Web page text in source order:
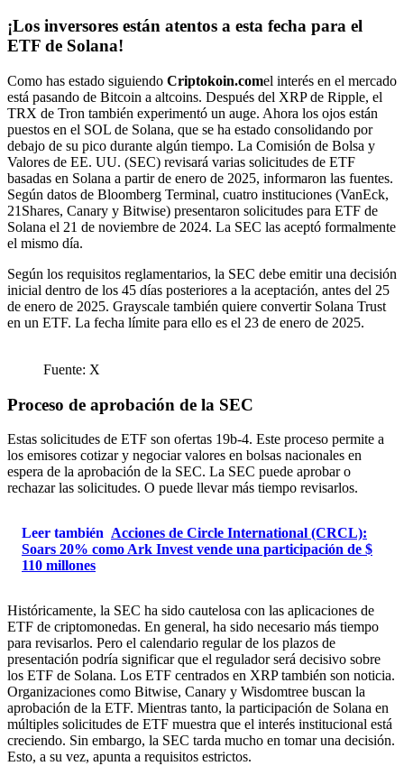
¡Los inversores están atentos a esta fecha para el
ETF de Solana!
Como has estado siguiendo Criptokoin.comel interés en el mercado
está pasando de Bitcoin a altcoins. Después del XRP de Ripple, el
TRX de Tron también experimentó un auge. Ahora los ojos están
puestos en el SOL de Solana, que se ha estado consolidando por
debajo de su pico durante algún tiempo. La Comisión de Bolsa y
Valores de EE. UU. (SEC) revisará varias solicitudes de ETF
basadas en Solana a partir de enero de 2025, informaron las fuentes.
Según datos de Bloomberg Terminal, cuatro instituciones (VanEck,
21Shares, Canary y Bitwise) presentaron solicitudes para ETF de
Solana el 21 de noviembre de 2024. La SEC las aceptó formalmente
el mismo día.
Según los requisitos reglamentarios, la SEC debe emitir una decisión
inicial dentro de los 45 días posteriores a la aceptación, antes del 25
de enero de 2025. Grayscale también quiere convertir Solana Trust
en un ETF. La fecha límite para ello es el 23 de enero de 2025.
Fuente: X
Proceso de aprobación de la SEC
Estas solicitudes de ETF son ofertas 19b-4. Este proceso permite a
los emisores cotizar y negociar valores en bolsas nacionales en
espera de la aprobación de la SEC. La SEC puede aprobar o
rechazar las solicitudes. O puede llevar más tiempo revisarlos.
Leer también Acciones de Circle International (CRCL):
Soars 20% como Ark Invest vende una participación de $
110 millones
Históricamente, la SEC ha sido cautelosa con las aplicaciones de
ETF de criptomonedas. En general, ha sido necesario más tiempo
para revisarlos. Pero el calendario regular de los plazos de
presentación podría significar que el regulador será decisivo sobre
los ETF de Solana. Los ETF centrados en XRP también son noticia.
Organizaciones como Bitwise, Canary y Wisdomtree buscan la
aprobación de la ETF. Mientras tanto, la participación de Solana en
múltiples solicitudes de ETF muestra que el interés institucional está
creciendo. Sin embargo, la SEC tarda mucho en tomar una decisión.
Esto, a su vez, apunta a requisitos estrictos.